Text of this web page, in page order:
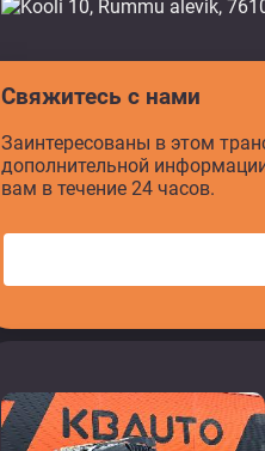
Свяжитесь с нами
Заинтересованы в этом
дополнительной
вам в течение 24 часов.